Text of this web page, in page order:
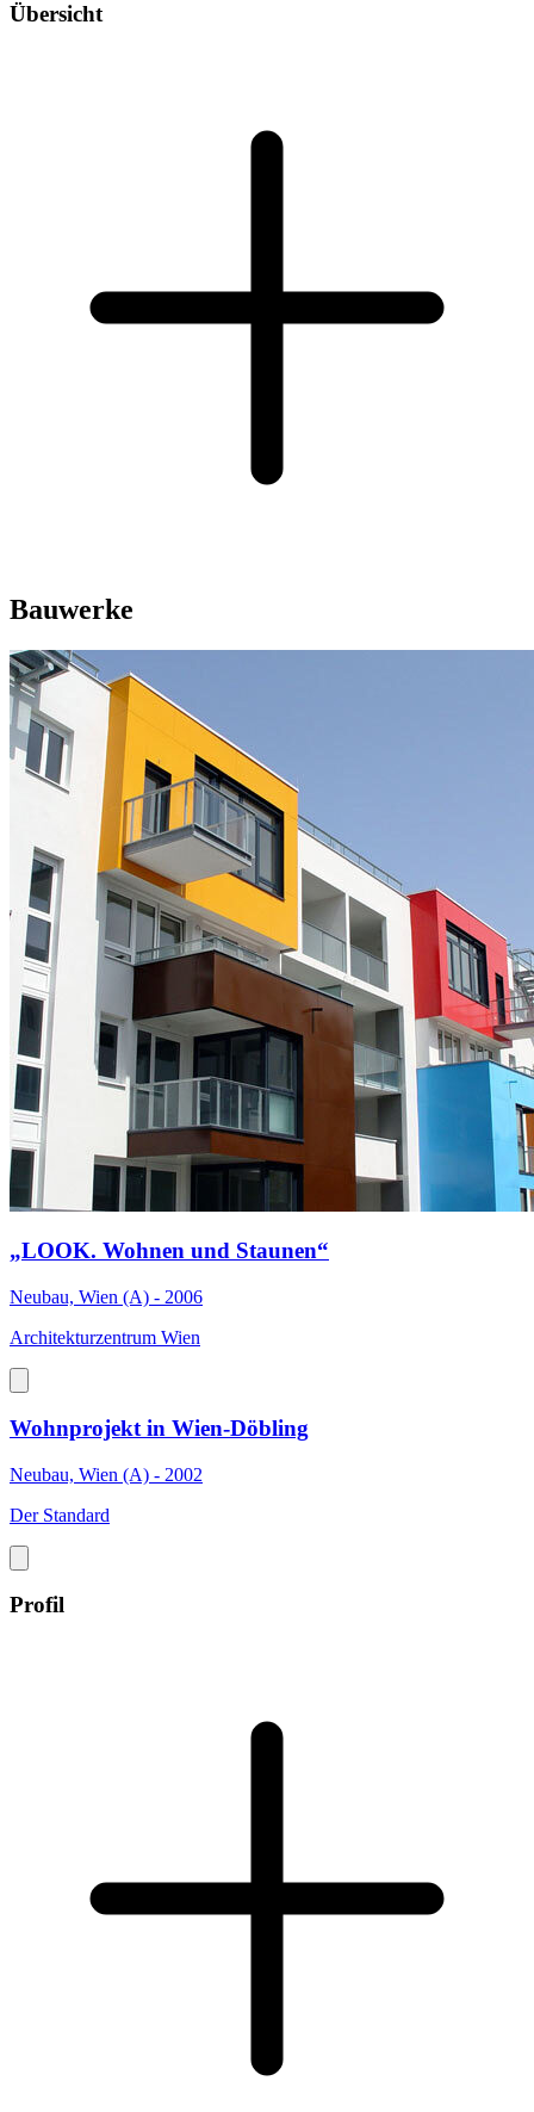
Übersicht
Bauwerke
„LOOK. Wohnen und Staunen“
Neubau, Wien (A) - 2006
Architekturzentrum Wien
Wohnprojekt in Wien-Döbling
Neubau, Wien (A) - 2002
Der Standard
Profil